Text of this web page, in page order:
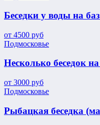
Беседки у воды на
от 4500 руб
Подмосковье
Несколько беседок
от 3000 руб
Подмосковье
Рыбацкая беседка